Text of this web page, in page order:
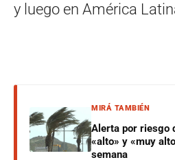
y luego en América
MIRÁ TAMBIÉN
Alerta por riesgo
«alto» y «muy
semana